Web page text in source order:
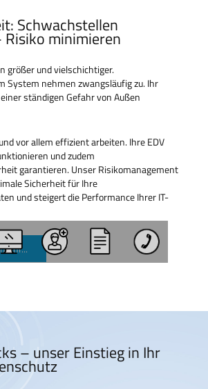
Schwachstellen
minimieren
größer und vielschichtiger.
System nehmen zwangsläufig zu. Ihr
ständigen Gefahr von Außen
vor allem effizient arbeiten. Ihre EDV
und zudem
garantieren. Unser Risikomanagement
Sicherheit für Ihre
und steigert die Performance Ihrer IT-
– unser Einstieg in Ihr